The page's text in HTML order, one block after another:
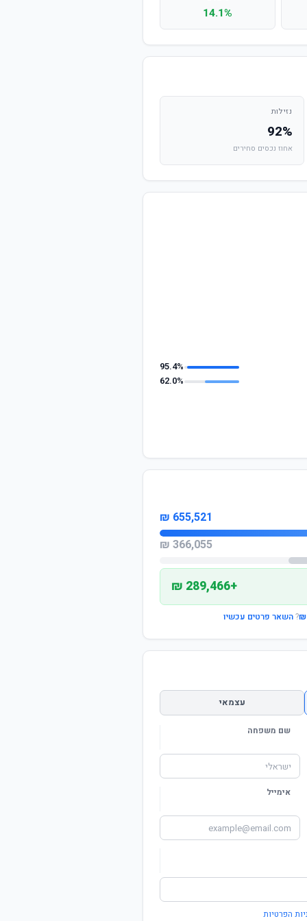
14.1%
נזילות
92%
אחוז נכסים סחירים
95.4%
62.0%
655,521 ₪
366,055 ₪
+289,466 ₪
?השאר פרטים עכשיו
עצמאי
שם משפחה
אימייל
הפרטיות